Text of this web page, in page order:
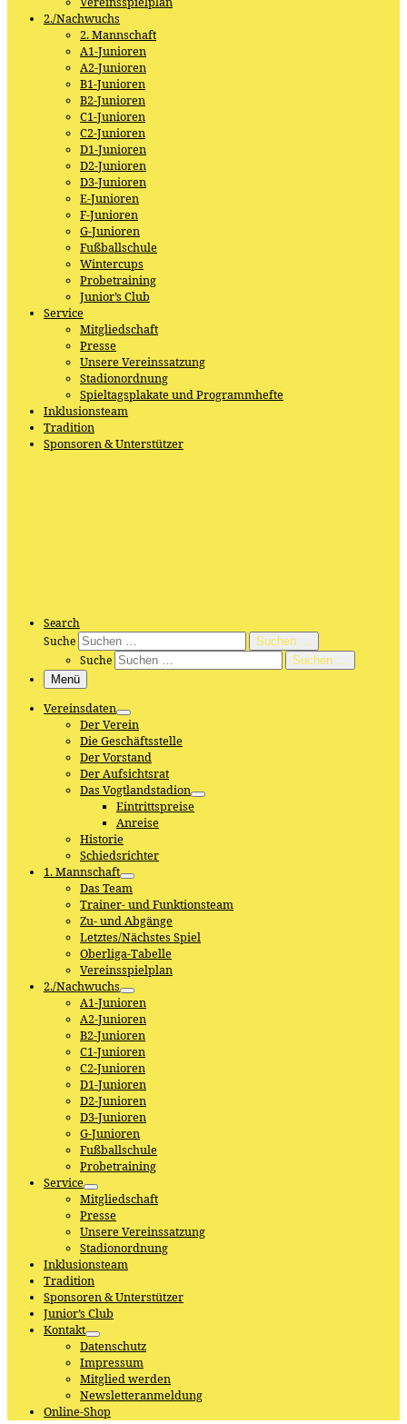
2./Nachwuchs
2. Mannschaft
A1-Junioren
A2-Junioren
B1-Junioren
B2-Junioren
C1-Junioren
C2-Junioren
D1-Junioren
D2-Junioren
D3-Junioren
E-Junioren
F-Junioren
G-Junioren
Fußballschule
Wintercups
Probetraining
Junior’s Club
Service
Mitgliedschaft
Presse
Unsere Vereinssatzung
Stadionordnung
Spieltagsplakate und Programmhefte
Inklusionsteam
Tradition
Sponsoren & Unterstützer
Search
Suche
Suchen …
Suche
Suchen …
Menü
Vereinsdaten
Der Verein
Die Geschäftsstelle
Der Vorstand
Der Aufsichtsrat
Das Vogtlandstadion
Eintrittspreise
Anreise
Historie
Schiedsrichter
1. Mannschaft
Das Team
Trainer- und Funktionsteam
Zu- und Abgänge
Letztes/Nächstes Spiel
Oberliga-Tabelle
Vereinsspielplan
2./Nachwuchs
A1-Junioren
A2-Junioren
B2-Junioren
C1-Junioren
C2-Junioren
D1-Junioren
D2-Junioren
D3-Junioren
G-Junioren
Fußballschule
Probetraining
Service
Mitgliedschaft
Presse
Unsere Vereinssatzung
Stadionordnung
Inklusionsteam
Tradition
Sponsoren & Unterstützer
Junior’s Club
Kontakt
Datenschutz
Impressum
Mitglied werden
Newsletteranmeldung
Online-Shop